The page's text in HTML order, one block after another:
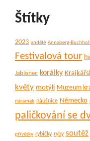
Štítky
2023 andělé Annaberg-
Festivalová tour
Jablonec korálky
květy motýli Muzeum
náramek náušnice Německo
paličkování se
přívěsky rybičky ryby soutěž